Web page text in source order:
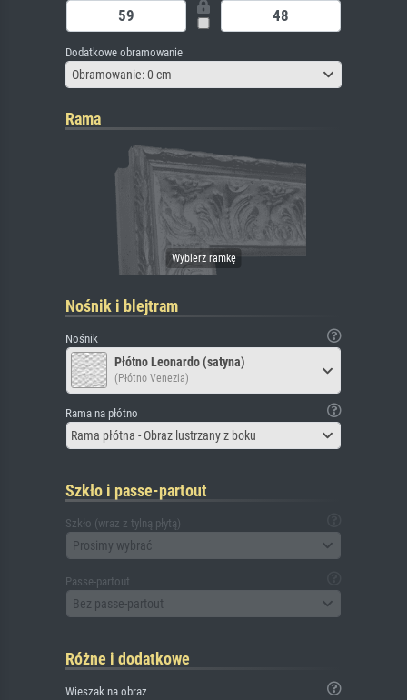
Dodatkowe obramowanie
Obramowanie: 0 cm
Rama
Nośnik i blejtram
Nośnik
Płótno Leonardo (satyna)
(Płótno Venezia)
Rama na płótno
Rama płótna - Obraz lustrzany z boku
Szkło i passe-partout
Szkło (wraz z tylną płytą)
Prosimy wybrać
Passe-partout
Bez passe-partout
Różne i dodatkowe
Wieszak na obraz